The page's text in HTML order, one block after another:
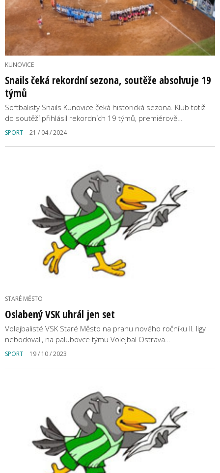
KUNOVICE
Snails čeká rekordní sezona, soutěže absolvuje 19
týmů
Softbalisty Snails Kunovice čeká historická sezona. Klub totiž
do soutěží přihlásil rekordních 19 týmů, premiérově…
SPORT 21 / 04 / 2024
STARÉ MĚSTO
Oslabený VSK uhrál jen set
Volejbalisté VSK Staré Město na prahu nového ročníku II. ligy
nebodovali, na palubovce týmu Volejbal Ostrava…
SPORT 19 / 10 / 2023